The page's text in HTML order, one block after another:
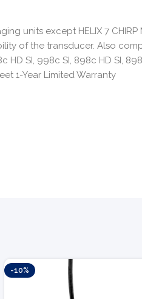
units except HELIX 7 CHIRP
of the transducer. Also
HD SI, 998c SI, 898c HD SI,
1-Year Limited Warranty
-10%